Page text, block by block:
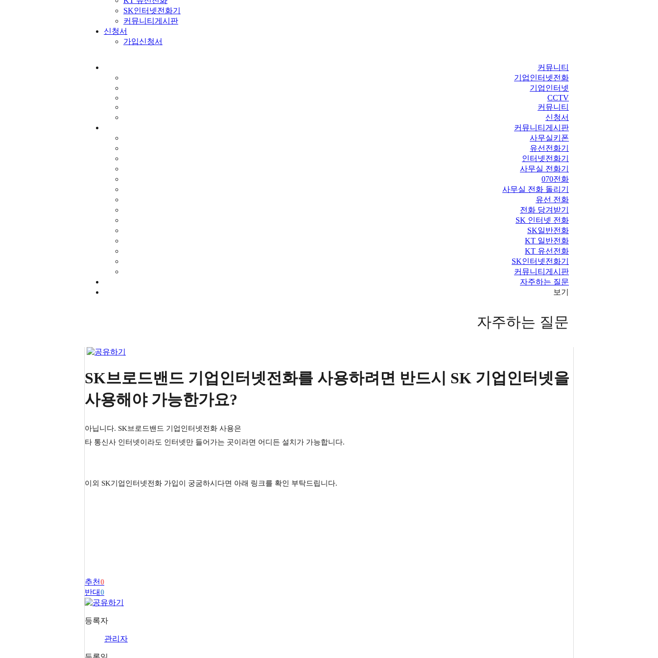
SK인터넷전화기
커뮤니티게시판
신청서
가입신청서
커뮤니티
기업인터넷전화
기업인터넷
CCTV
커뮤니티
신청서
커뮤니티게시판
사무실키폰
유선전화기
인터넷전화기
사무실 전화기
070전화
사무실 전화 돌리기
유선 전화
전화 당겨받기
SK 인터넷 전화
SK일반전화
KT 일반전화
KT 유선전화
SK인터넷전화기
커뮤니티게시판
자주하는 질문
보기
자주하는 질문
SK브로드밴드 기업인터넷전화를 사용하려면 반드시 SK 기업인터넷을
사용해야 가능한가요?
아닙니다. SK브로드밴드 기업인터넷전화 사용은
타 통신사 인터넷이라도 인터넷만 들어가는 곳이라면 어디든 설치가 가능합니다.
이외 SK기업인터넷전화 가입이 궁굼하시다면 아래 링크를 확인 부탁드립니다.
추천0
반대0
등록자
관리자